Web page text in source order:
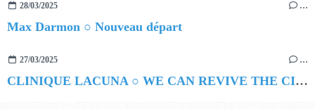
28/03/2025 …
Max Darmon ○ Nouveau départ
27/03/2025 …
CLINIQUE LACUNA ○ WE CAN REVIVE THE CITY